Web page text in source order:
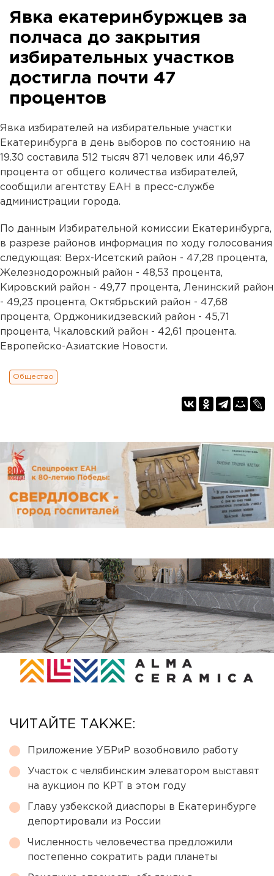
Явка екатеринбуржцев за
полчаса до закрытия
избирательных участков
достигла почти 47
процентов
Явка избирателей на избирательные участки
Екатеринбурга в день выборов по состоянию на
19.30 составила 512 тысяч 871 человек или 46,97
процента от общего количества избирателей,
сообщили агентству ЕАН в пресс-службе
администрации города.
По данным Избирательной комиссии Екатеринбурга,
в разрезе районов информация по ходу голосования
следующая: Верх-Исетский район - 47,28 процента,
Железнодорожный район - 48,53 процента,
Кировский район - 49,77 процента, Ленинский район
- 49,23 процента, Октябрьский район - 47,68
процента, Орджоникидзевский район - 45,71
процента, Чкаловский район - 42,61 процента.
Европейско-Азиатские Новости.
Общество
ЧИТАЙТЕ ТАКЖЕ:
Приложение УБРиР возобновило работу
Участок с челябинским элеватором выставят
на аукцион по КРТ в этом году
Главу узбекской диаспоры в Екатеринбурге
депортировали из России
Численность человечества предложили
постепенно сократить ради планеты